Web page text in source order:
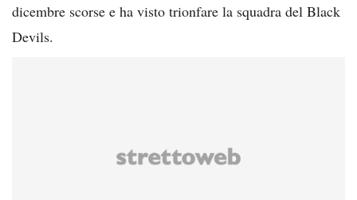
dicembre scorse e ha visto trionfare la squadra del Black
Devils.